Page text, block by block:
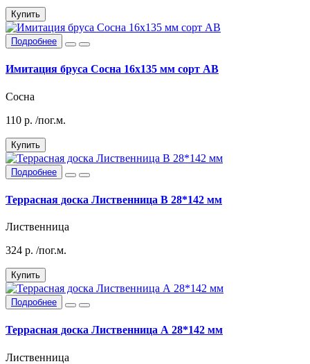
Купить
Подробнее
Имитация бруса Сосна 16х135 мм сорт АВ
Сосна
110 р. /пог.м.
Купить
Подробнее
Террасная доска Лиственница В 28*142 мм
Лиственница
324 р. /пог.м.
Купить
Подробнее
Террасная доска Лиственница А 28*142 мм
Лиственница